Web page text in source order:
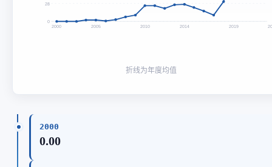
28
0
2000 2005 2010 2014 2019
折线为年度均值
2000
0.00